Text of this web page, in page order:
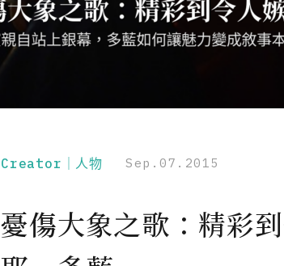
Creator｜人物 Sep.07.2015
憂傷大象之歌：精彩